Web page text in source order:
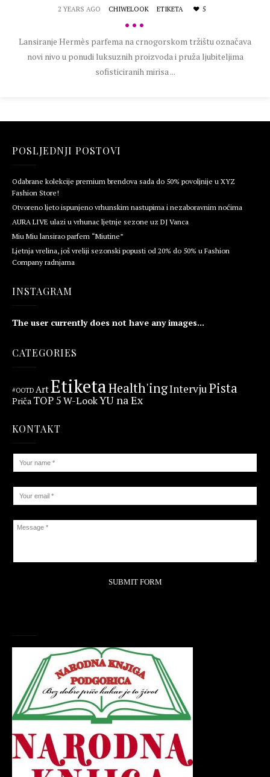
2 YEARS AGO CHIWELOOK ETIKETA 5
•••
Lansiranje Hermès parfema na crnogorskom tržištu označava
novi nivo u ponudi luksuznih proizvoda i pruža ljubiteljima
sofisticiranih mirisa ...
POSLJEDNJI POSTOVI
Odabrane kolekcije premium brendova sada do 50% povoljnije u XYZ
Fashion Store!
Otvoreno ljeto ispunjeno vrhunskim nastupima i nezaboravnim noćima
AURA LIVE ulazi u vrhunac ljetnje sezone uz DJ Vanca
Miu Miu lansirao parfem “Miutine”
Ljetnja vrelina, još vreliji sezonski popusti od 20% do 50% u Fashion
Company radnjama
INSTAGRAM
The user currently does not have any images...
CATEGORIES
#OOTD ArtEtiketaHealth'ingIntervjuPista
Priča TOP 5W-LookYU na Ex
KONTAKT